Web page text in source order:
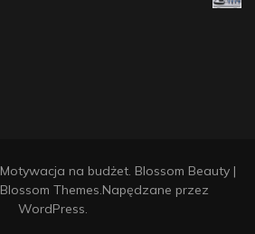
Motywacja na budżet. Blossom Beauty |
Blossom Themes.Napędzane przez
WordPress.